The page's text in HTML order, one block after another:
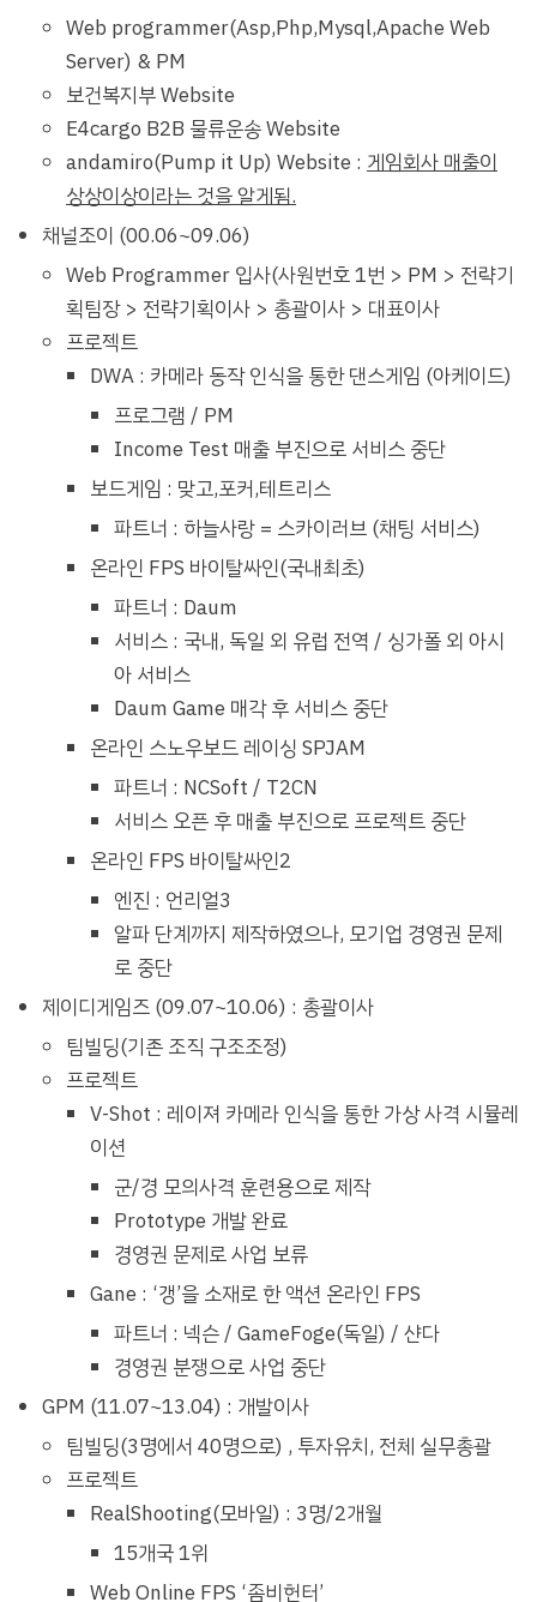
Web programmer(Asp,Php,Mysql,Apache Web
Server) & PM
보건복지부 Website
E4cargo B2B 물류운송 Website
andamiro(Pump it Up) Website : 게임회사 매출이
상상이상이라는 것을 알게됨.
채널조이 (00.06~09.06)
Web Programmer 입사(사원번호 1번 > PM > 전략기
획팀장 > 전략기획이사 > 총괄이사 > 대표이사
프로젝트
DWA : 카메라 동작 인식을 통한 댄스게임 (아케이드)
프로그램 / PM
Income Test 매출 부진으로 서비스 중단
보드게임 : 맞고,포커,테트리스
파트너 : 하늘사랑 = 스카이러브 (채팅 서비스)
온라인 FPS 바이탈싸인(국내최초)
파트너 : Daum
서비스 : 국내, 독일 외 유럽 전역 / 싱가폴 외 아시
아 서비스
Daum Game 매각 후 서비스 중단
온라인 스노우보드 레이싱 SPJAM
파트너 : NCSoft / T2CN
서비스 오픈 후 매출 부진으로 프로젝트 중단
온라인 FPS 바이탈싸인2
엔진 : 언리얼3
알파 단계까지 제작하였으나, 모기업 경영권 문제
로 중단
제이디게임즈 (09.07~10.06) : 총괄이사
팀빌딩(기존 조직 구조조정)
프로젝트
V-Shot : 레이져 카메라 인식을 통한 가상 사격 시뮬레
이션
군/경 모의사격 훈련용으로 제작
Prototype 개발 완료
경영권 문제로 사업 보류
Gane : ‘갱’을 소재로 한 액션 온라인 FPS
파트너 : 넥슨 / GameFoge(독일) / 샨다
경영권 분쟁으로 사업 중단
GPM (11.07~13.04) : 개발이사
팀빌딩(3명에서 40명으로) , 투자유치, 전체 실무총괄
프로젝트
RealShooting(모바일) : 3명/2개월
15개국 1위
Web Online FPS ‘좀비헌터’